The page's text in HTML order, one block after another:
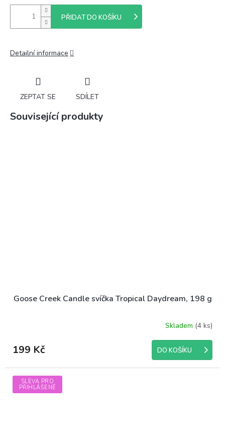
PŘIDAT DO KOŠÍKU
Detailní informace
ZEPTAT SE SDÍLET
Související produkty
Goose Creek Candle svíčka Tropical Daydream, 198 g
Skladem (4 ks)
199 Kč DO KOŠÍKU
SLEVA PRO
PŘIHLÁŠENÉ